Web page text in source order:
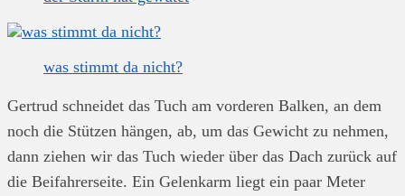
was stimmt da nicht?
Gertrud schneidet das Tuch am vorderen Balken, an dem
noch die Stützen hängen, ab, um das Gewicht zu nehmen,
dann ziehen wir das Tuch wieder über das Dach zurück auf
die Beifahrerseite. Ein Gelenkarm liegt ein paar Meter